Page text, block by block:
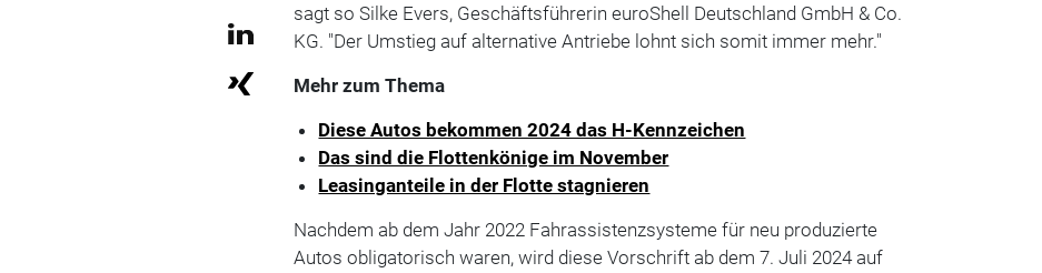
sagt so Silke Evers, Geschäftsführerin euroShell Deutschland GmbH & Co.
KG. "Der Umstieg auf alternative Antriebe lohnt sich somit immer mehr."
Mehr zum Thema
Diese Autos bekommen 2024 das H-Kennzeichen
Das sind die Flottenkönige im November
Leasinganteile in der Flotte stagnieren
Nachdem ab dem Jahr 2022 Fahrassistenzsysteme für neu produzierte
Autos obligatorisch waren, wird diese Vorschrift ab dem 7. Juli 2024 auf